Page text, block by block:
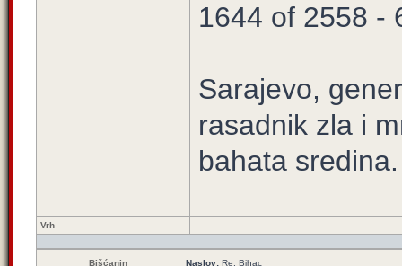
1644 of 2558 -
Sarajevo,
rasadnik zla i
bahata sredina.
Vrh
Bišćanin Naslov: Re: Bihac